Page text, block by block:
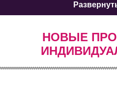
НОВЫЕ